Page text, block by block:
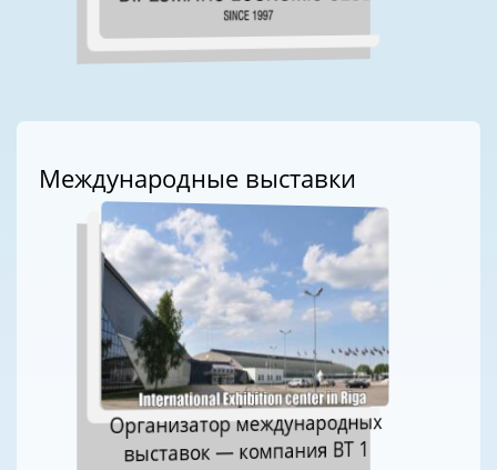
Международные выставки
Организатор международных
выставок — компания ВТ 1